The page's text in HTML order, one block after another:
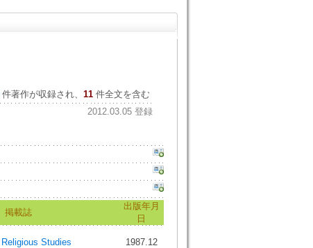
件著作が収録され、 11件全文を含む
2012.03.05 登録
掲載誌
出版年月
日
Studies 1987.12